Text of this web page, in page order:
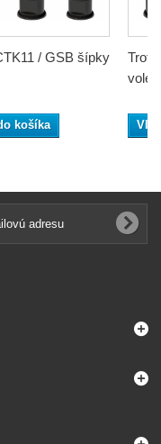
/ GSB šípky
košíka